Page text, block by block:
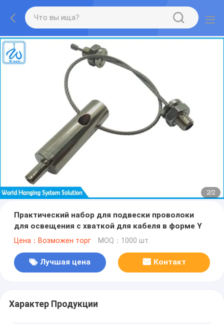
2/2
Практический набор для подвески проволоки
для освещения с хваткой для кабеля в форме Y
Цена：Возможен торг MOQ：1000 шт.
Лучшая цена Контакт
Характер Продукции